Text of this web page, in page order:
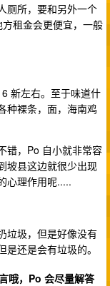
厕所，要和另外一个
租金会更便宜，一般
新左右。至于味道什
种裸条，面，海南鸡
错，Po 自小就非常容
坡县这边就很少出现
心理作用呢.....
垃圾，但是好像没有
还是会有垃圾的。
哦，Po 会尽量解答